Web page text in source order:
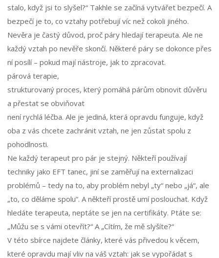
stalo, když jsi to slyšel?“ Takhle se začíná vytvářet bezpečí. A
bezpečí je to, co vztahy potřebují víc než cokoli jiného.
Nevěra je častý důvod, proč páry hledají terapeuta. Ale ne
každý vztah po nevěře skončí. Některé páry se dokonce přes
ní posílí – pokud mají nástroje, jak to zpracovat.
párová terapie,
strukturovaný proces, který pomáhá párům obnovit důvěru
a přestat se obviňovat
není rychlá léčba. Ale je jediná, která opravdu funguje, když
oba z vás chcete zachránit vztah, ne jen zůstat spolu z
pohodlnosti.
Ne každý terapeut pro pár je stejný. Někteří používají
techniky jako EFT tanec, jiní se zaměřují na externalizaci
problémů – tedy na to, aby problém nebyl „ty“ nebo „já“, ale
„to, co děláme spolu“. A někteří prostě umí poslouchat. Když
hledáte terapeuta, neptáte se jen na certifikáty. Ptáte se:
„Můžu se s vámi otevřít?“ A „Cítím, že mě slyšíte?“
V této sbírce najdete články, které vás přivedou k věcem,
které opravdu mají vliv na váš vztah: jak se vypořádat s